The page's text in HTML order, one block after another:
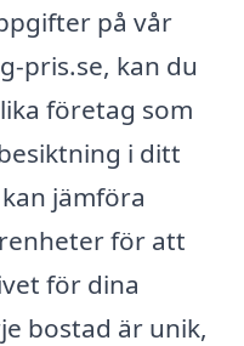
på vår
pris.se, kan du
företag som
i ditt
jämföra
för att
för dina
bostad är unik,